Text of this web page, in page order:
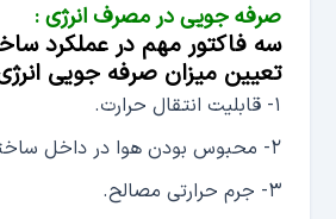
صرفه جویی در مصرف انرژی :
سه فاکتور مهم در عملکرد
تعیین میزان صرفه جویی انرژی
۱- قابلیت انتقال حرارت.
۲- محبوس بودن هوا در داخل ساختمان.
۳- جرم حرارتی مصالح.